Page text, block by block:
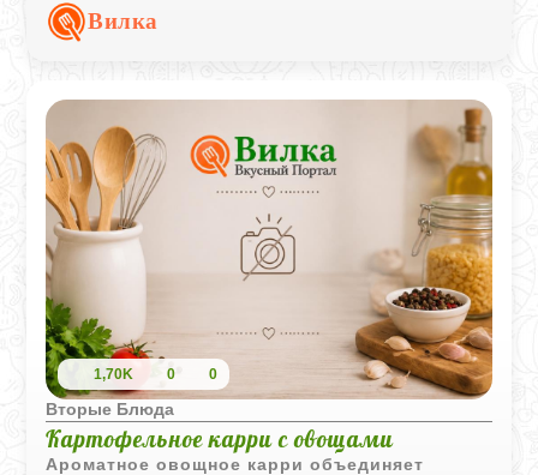
самостоятельное блюдо или гарнир.
Вилка
1,70K 0 0
Вторые Блюда
Картофельное карри с овощами
Ароматное овощное карри объединяет